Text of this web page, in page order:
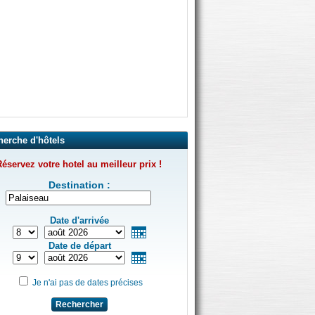
d'hôtels
votre hotel au meilleur prix !
Destination :
Date d'arrivée
Date de départ
Je n'ai pas de dates précises
Rechercher